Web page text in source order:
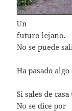
Un
futuro lejano.
No se puede
Ha pasado
Si sales de
No se dice por